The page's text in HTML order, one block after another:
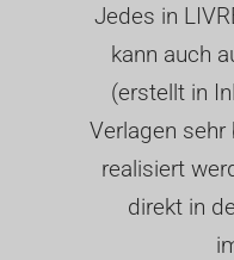
Jedes in
kann auch
(erstellt in
Verlagen sehr
realisiert
direkt in